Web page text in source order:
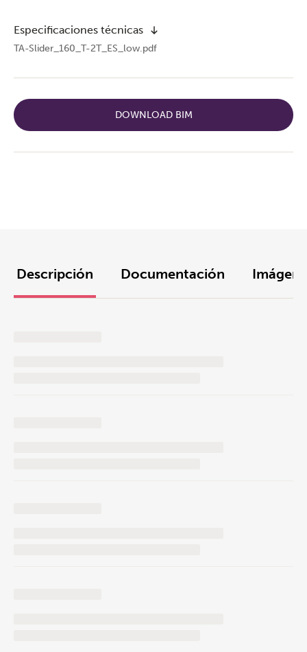
Especificaciones técnicas
TA-Slider_160_T-2T_ES_low.pdf
DOWNLOAD BIM
Descripción Documentación